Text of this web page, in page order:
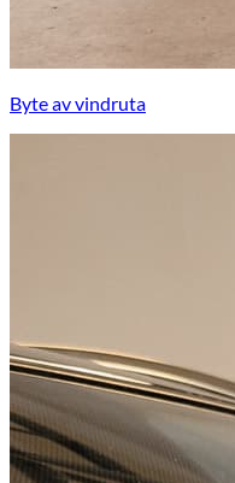
Byte av vindruta